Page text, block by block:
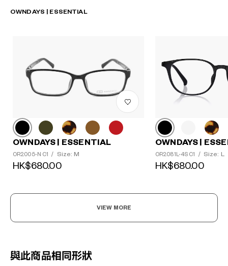
OWNDAYS | ESSENTIAL
OWNDAYS | ESSENTIAL
OR2005-N C1 / Size: M
HK$680.00
OWNDAYS |
OR2081L-4S C1 / Size: L
HK$680.00
VIEW MORE
與此商品相同形狀